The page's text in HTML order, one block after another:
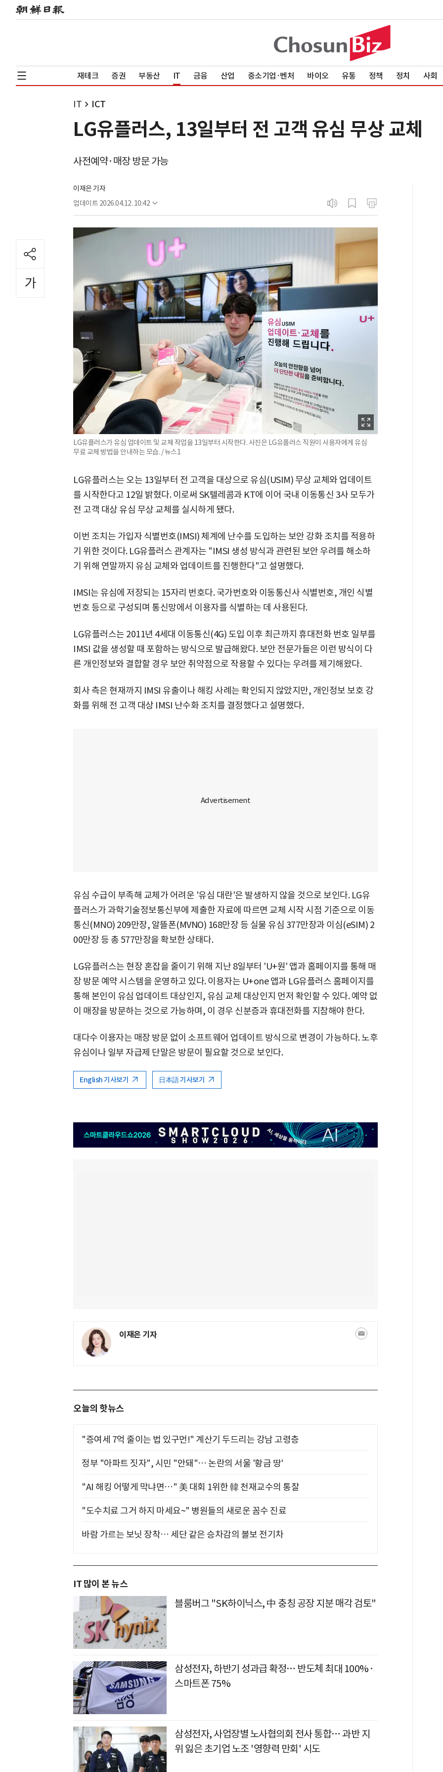
재테크 증권 부동산 IT 금융 산업 중소기업·벤처 바이오 유통 정책 정치 사회
IT ICT
LG유플러스, 13일부터 전 고객 유심 무상 교체
사전예약·매장 방문 가능
이재은 기자
업데이트 2026.04.12. 10:42
LG유플러스가 유심 업데이트 및 교체 작업을 13일부터 시작한다. 사진은 LG유플러스 직원이 사용자에게 유심
무료 교체 방법을 안내하는 모습. / 뉴스1
LG유플러스는 오는 13일부터 전 고객을 대상으로 유심(USIM) 무상 교체와 업데이트
를 시작한다고 12일 밝혔다. 이로써 SK텔레콤과 KT에 이어 국내 이동통신 3사 모두가
전 고객 대상 유심 무상 교체를 실시하게 됐다.
이번 조치는 가입자 식별번호(IMSI) 체계에 난수를 도입하는 보안 강화 조치를 적용하
기 위한 것이다. LG유플러스 관계자는 "IMSI 생성 방식과 관련된 보안 우려를 해소하
기 위해 연말까지 유심 교체와 업데이트를 진행한다"고 설명했다.
IMSI는 유심에 저장되는 15자리 번호다. 국가번호와 이동통신사 식별번호, 개인 식별
번호 등으로 구성되며 통신망에서 이용자를 식별하는 데 사용된다.
LG유플러스는 2011년 4세대 이동통신(4G) 도입 이후 최근까지 휴대전화 번호 일부를
IMSI 값을 생성할 때 포함하는 방식으로 발급해왔다. 보안 전문가들은 이런 방식이 다
른 개인정보와 결합할 경우 보안 취약점으로 작용할 수 있다는 우려를 제기해왔다.
회사 측은 현재까지 IMSI 유출이나 해킹 사례는 확인되지 않았지만, 개인정보 보호 강
화를 위해 전 고객 대상 IMSI 난수화 조치를 결정했다고 설명했다.
유심 수급이 부족해 교체가 어려운 '유심 대란'은 발생하지 않을 것으로 보인다. LG유
플러스가 과학기술정보통신부에 제출한 자료에 따르면 교체 시작 시점 기준으로 이동
통신(MNO) 209만장, 알뜰폰(MVNO) 168만장 등 실물 유심 377만장과 이심(eSIM) 2
00만장 등 총 577만장을 확보한 상태다.
LG유플러스는 현장 혼잡을 줄이기 위해 지난 8일부터 'U+원' 앱과 홈페이지를 통해 매
장 방문 예약 시스템을 운영하고 있다. 이용자는 U+one 앱과 LG유플러스 홈페이지를
통해 본인이 유심 업데이트 대상인지, 유심 교체 대상인지 먼저 확인할 수 있다. 예약 없
이 매장을 방문하는 것으로 가능하며, 이 경우 신분증과 휴대전화를 지참해야 한다.
대다수 이용자는 매장 방문 없이 소프트웨어 업데이트 방식으로 변경이 가능하다. 노후
유심이나 일부 자급제 단말은 방문이 필요할 것으로 보인다.
English 기사보기 日本語 기사보기
이재은 기자
오늘의 핫뉴스
"증여세 7억 줄이는 법 있구먼!" 계산기 두드리는 강남 고령층
정부 "아파트 짓자", 시민 "안돼"… 논란의 서울 '황금 땅'
"AI 해킹 어떻게 막냐면…" 美 대회 1위한 韓 천재교수의 통찰
"도수치료 그거 하지 마세요~" 병원들의 새로운 꼼수 진료
바람 가르는 보닛 장착… 세단 같은 승차감의 볼보 전기차
IT 많이 본 뉴스
블룸버그 "SK하이닉스, 中 충칭 공장 지분 매각 검토"
삼성전자, 하반기 성과급 확정… 반도체 최대 100%·
스마트폰 75%
삼성전자, 사업장별 노사협의회 전사 통합… 과반 지
위 잃은 초기업 노조 '영향력 만회' 시도